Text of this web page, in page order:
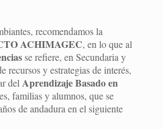
recomendamos la
ACHIMAGEC, en lo que al
se refiere, en Secundaria y
recursos y estrategias de interés,
del Aprendizaje Basado en
familias y alumnos, que se
de andadura en el siguiente